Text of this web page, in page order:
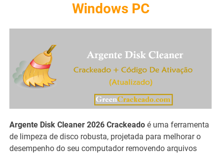
Windows PC
Argente Disk Cleaner 2026 Crackeado é uma ferramenta
de limpeza de disco robusta, projetada para melhorar o
desempenho do seu computador removendo arquivos